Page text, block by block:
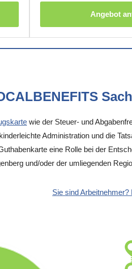
Angebot
wie der Steuer- und
Administration und die
eine Rolle bei der
und/oder der umliegenden
Sie sind